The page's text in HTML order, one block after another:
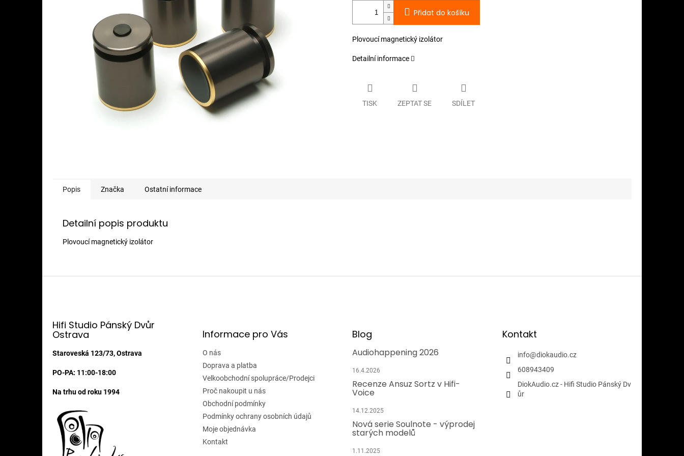
Přidat do košíku
Plovoucí magnetický izolátor
Detailní informace
TISK ZEPTAT SE SDÍLET
Popis Značka Ostatní informace
Detailní popis produktu
Plovoucí magnetický izolátor
Hifi Studio Pánský Dvůr
Ostrava
Staroveská 123/73, Ostrava
PO-PA: 11:00-18:00
Na trhu od roku 1994
Informace pro Vás
O nás
Doprava a platba
Velkoobchodní spolupráce/Prodejci
Proč nakoupit u nás
Obchodní podmínky
Podmínky ochrany osobních údajů
Moje objednávka
Kontakt
Blog
Audiohappening 2026
16.4.2026
Recenze Ansuz Sortz v Hifi-
Voice
14.12.2025
Nová serie Soulnote - výprodej
starých modelů
1.11.2025
Kontakt
info@diokaudio.cz
608943409
DiokAudio.cz - Hifi Studio Pánský Dv
ůr